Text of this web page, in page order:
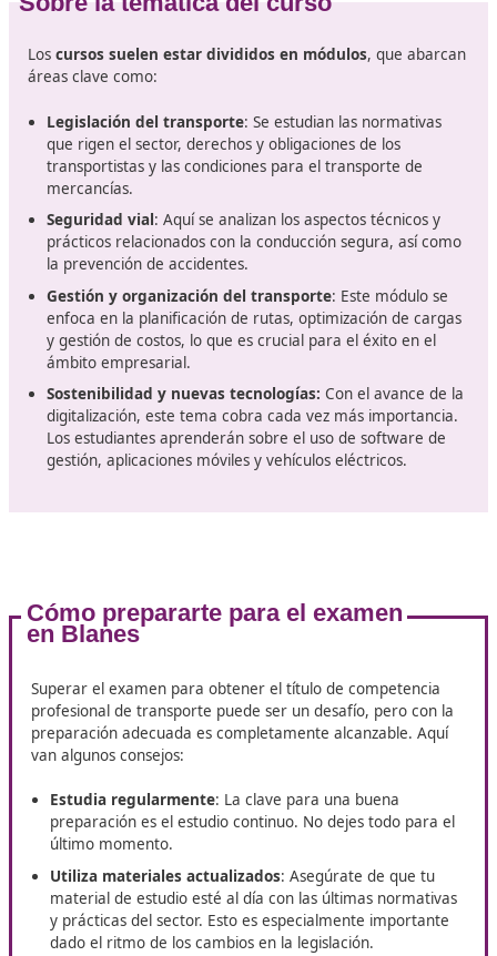
El título de Competencia Profesional de Transporte es
requisito legal para aquellas personas que desean
certificado asegura que los conductores y
sector poseen los conocimientos necesarios sobre
seguridad, gestión y organización del transporte. Para
obtenerlo, es necesario superar un examen que evalúa
diversas áreas, desde la legislación vigente hasta la
la economía del transporte.
Además, este certificado se ha convertido en un pilar
paraaquellos que buscan sobresalir en un mercado
vez más competitivo . A corto o medio plazo las
son aún mayores, dado que se anticipa que el sector
fuertemente influenciado por la digitalización y la
sostenibilidad.
Loscursos suelen estar divididos en módulos
áreas clave como:
Legislación del transporte: Se estudian las
que rigen el sector, derechos y obligaciones de los
transportistas y las condiciones para el transporte
mercancías.
Seguridad vial: Aquí se analizan los aspectos
prácticos relacionados con la conducción segura,
la prevención de accidentes.
Gestión y organización del transporte: Este
enfoca en la planificación de rutas, optimización de
y gestión de costos, lo que es crucial para el éxito